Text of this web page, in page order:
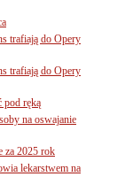
trafiają do Opery
trafiają do Opery
pod ręką
na oswajanie
za 2025 rok
lekarstwem na